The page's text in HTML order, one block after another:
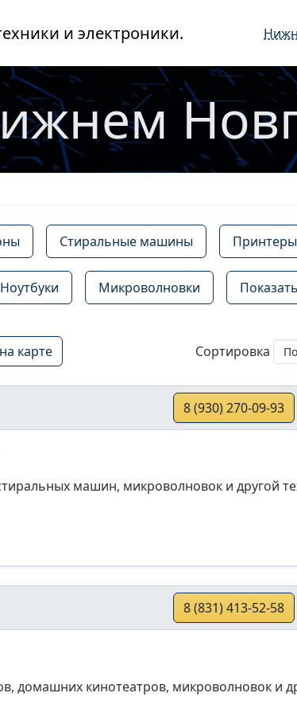
и электроники.
Стиральные машины
Ноутбуки Микроволновки
карте Сортировка
8 (930) 270-09-93
машин, микроволновок и другой
8 (831) 413-52-58
домашних кинотеатров, микроволновок и